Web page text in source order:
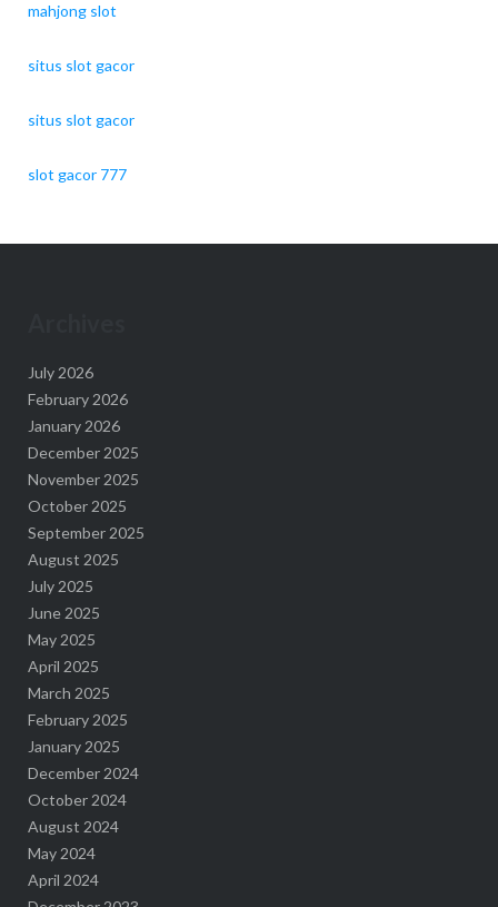
mahjong slot
situs slot gacor
situs slot gacor
slot gacor 777
July 2026
February 2026
January 2026
December 2025
November 2025
October 2025
September 2025
August 2025
July 2025
June 2025
May 2025
April 2025
March 2025
February 2025
January 2025
December 2024
October 2024
August 2024
May 2024
April 2024